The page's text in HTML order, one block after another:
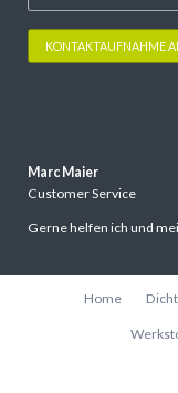
KONTAKTAUFNAHME
Marc Maier
Customer Service
Gerne helfen ich und
Navigation
Home